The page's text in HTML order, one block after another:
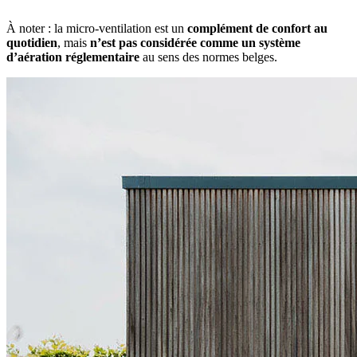
À noter : la micro-ventilation est un complément de confort au
quotidien, mais n’est pas considérée comme un système
d’aération réglementaire au sens des normes belges.